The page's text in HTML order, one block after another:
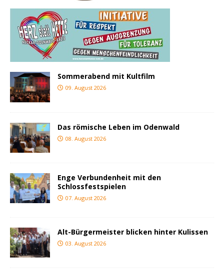
Sommerabend mit Kultfilm
09. August 2026
Das römische Leben im Odenwald
08. August 2026
Enge Verbundenheit mit den
Schlossfestspielen
07. August 2026
Alt-Bürgermeister blicken hinter Kulissen
03. August 2026